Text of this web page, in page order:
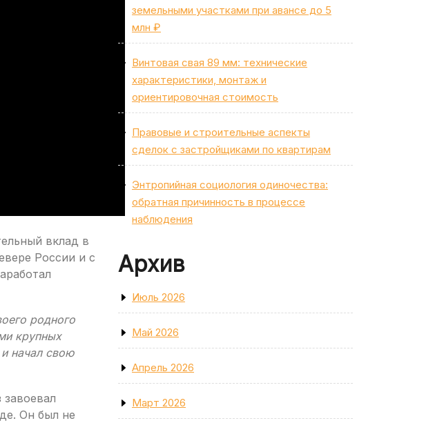
вклад в
России и с
родного
крупных
начал свою
Он был не
земельными участками при авансе до 5
млн ₽
Винтовая свая 89 мм: технические
характеристики, монтаж и
ориентировочная стоимость
Правовые и строительные аспекты
сделок с застройщиками по квартирам
Энтропийная социология одиночества:
обратная причинность в процессе
наблюдения
Архив
Июль 2026
Май 2026
Апрель 2026
Март 2026